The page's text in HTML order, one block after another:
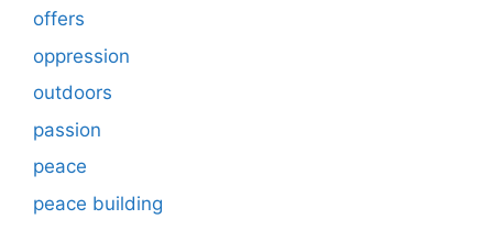
offers
oppression
outdoors
passion
peace
peace building